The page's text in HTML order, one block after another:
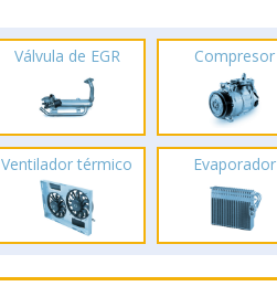
Válvula de EGR Compresor
Ventilador térmico Evaporador